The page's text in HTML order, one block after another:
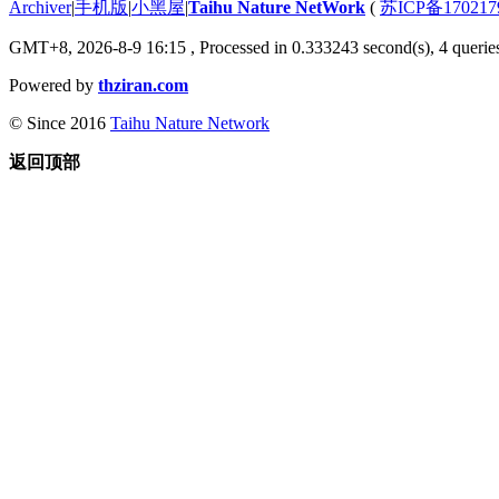
Archiver|手机版|小黑屋|Taihu Nature NetWork ( 苏ICP备
GMT+8, 2026-8-9 16:15 , Processed in 0.333243 second(s), 4
Powered by thziran.com
© Since 2016 Taihu Nature Network
返回顶部